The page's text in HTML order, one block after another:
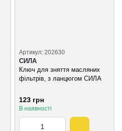
Артикул: 202630
СИЛА
Ключ для зняття масляних
фільтрів, з ланцюгом СИЛА
123 грн
В наявності